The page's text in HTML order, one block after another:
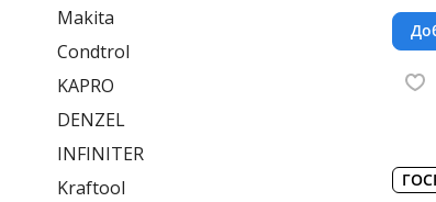
Makita
Condtrol
KAPRO
DENZEL
INFINITER
Kraftool